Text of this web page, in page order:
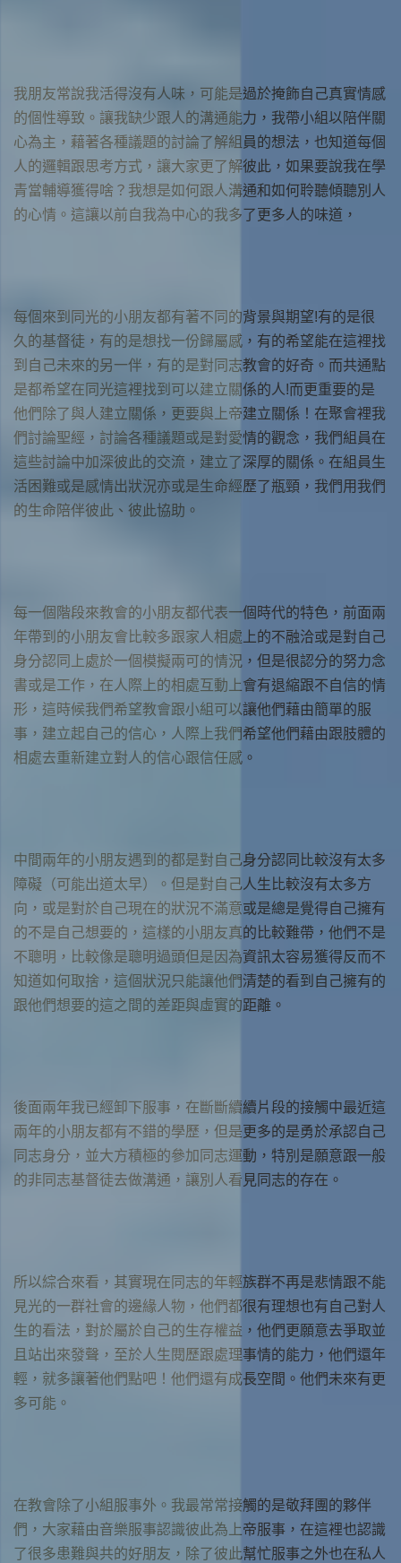
我朋友常說我活得沒有人味，可能是過於掩飾自己真實情感
的個性導致。讓我缺少跟人的溝通能力，我帶小組以陪伴關
心為主，藉著各種議題的討論了解組員的想法，也知道每個
人的邏輯跟思考方式，讓大家更了解彼此，如果要說我在學
青當輔導獲得啥？我想是如何跟人溝通和如何聆聽傾聽別人
的心情。這讓以前自我為中心的我多了更多人的味道，
每個來到同光的小朋友都有著不同的背景與期望!有的是很
久的基督徒，有的是想找一份歸屬感，有的希望能在這裡找
到自己未來的另一伴，有的是對同志教會的好奇。而共通點
是都希望在同光這裡找到可以建立關係的人!而更重要的是
他們除了與人建立關係，更要與上帝建立關係！在聚會裡我
們討論聖經，討論各種議題或是對愛情的觀念，我們組員在
這些討論中加深彼此的交流，建立了深厚的關係。在組員生
活困難或是感情出狀況亦或是生命經歷了瓶頸，我們用我們
的生命陪伴彼此、彼此協助。
每一個階段來教會的小朋友都代表一個時代的特色，前面兩
年帶到的小朋友會比較多跟家人相處上的不融洽或是對自己
身分認同上處於一個模擬兩可的情況，但是很認分的努力念
書或是工作，在人際上的相處互動上會有退縮跟不自信的情
形，這時候我們希望教會跟小組可以讓他們藉由簡單的服
事，建立起自己的信心，人際上我們希望他們藉由跟肢體的
相處去重新建立對人的信心跟信任感。
中間兩年的小朋友遇到的都是對自己身分認同比較沒有太多
障礙（可能出道太早）。但是對自己人生比較沒有太多方
向，或是對於自己現在的狀況不滿意或是總是覺得自己擁有
的不是自己想要的，這樣的小朋友真的比較難帶，他們不是
不聰明，比較像是聰明過頭但是因為資訊太容易獲得反而不
知道如何取捨，這個狀況只能讓他們清楚的看到自己擁有的
跟他們想要的這之間的差距與虛實的距離。
後面兩年我已經卸下服事，在斷斷續續片段的接觸中最近這
兩年的小朋友都有不錯的學歷，但是更多的是勇於承認自己
同志身分，並大方積極的參加同志運動，特別是願意跟一般
的非同志基督徒去做溝通，讓別人看見同志的存在。
所以綜合來看，其實現在同志的年輕族群不再是悲情跟不能
見光的一群社會的邊緣人物，他們都很有理想也有自己對人
生的看法，對於屬於自己的生存權益，他們更願意去爭取並
且站出來發聲，至於人生閱歷跟處理事情的能力，他們還年
輕，就多讓著他們點吧！他們還有成長空間。他們未來有更
多可能。
在教會除了小組服事外。我最常常接觸的是敬拜團的夥伴
們，大家藉由音樂服事認識彼此為上帝服事，在這裡也認識
了很多患難與共的好朋友，除了彼此幫忙服事之外也在私人